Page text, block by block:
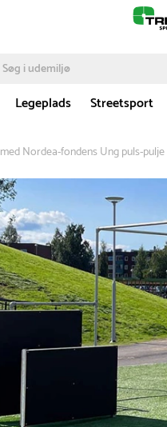
Legeplads
Streetsport
Nordea-fondens Ung puls-pulje